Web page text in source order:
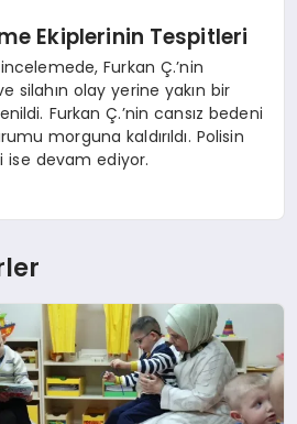
Ekiplerinin Tespitleri
Furkan Ç.’nin
silahın olay yerine yakın bir
Furkan Ç.’nin cansız bedeni
morguna kaldırıldı. Polisin
ise devam ediyor.